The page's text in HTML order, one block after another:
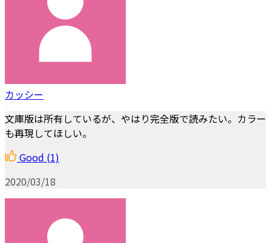
カッシー
文庫版は所有しているが、やはり完全版で読みたい。カラー
も再現してほしい。
Good (1)
2020/03/18